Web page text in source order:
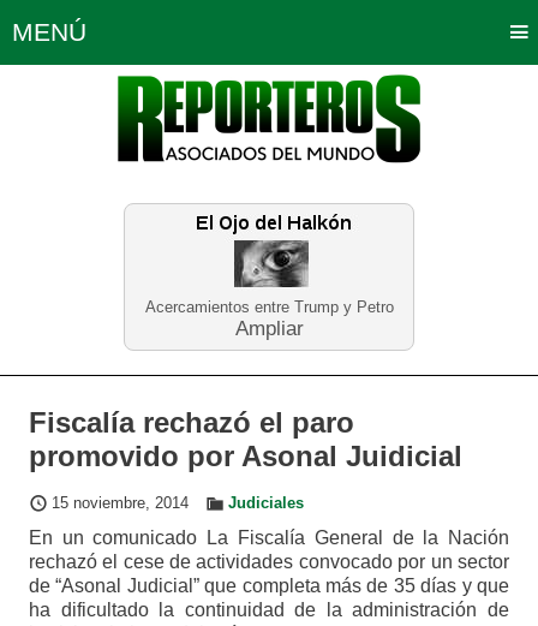
Acercamientos entre Trump y Petro
Ampliar
MENÚ
Política Opinión Bogotá
Planeta Tierra Deportes
Educación Neira
Fiscalía rechazó el paro
promovido por Asonal Juidicial
15 noviembre, 2014 Judiciales
En un comunicado La Fiscalía General de la Nación
rechazó el cese de actividades convocado por un sector
de “Asonal Judicial” que completa más de 35 días y que
ha dificultado la continuidad de la administración de